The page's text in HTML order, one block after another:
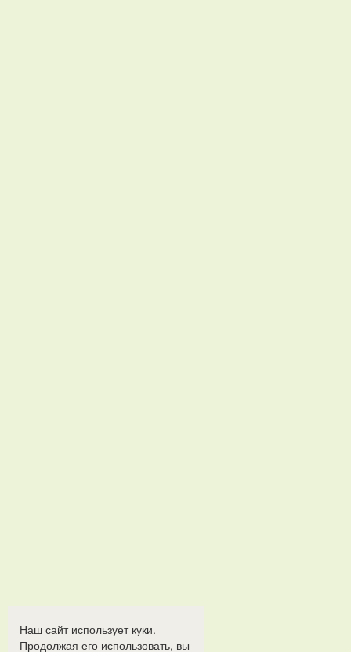
Наш сайт использует куки.
Продолжая его использовать, вы